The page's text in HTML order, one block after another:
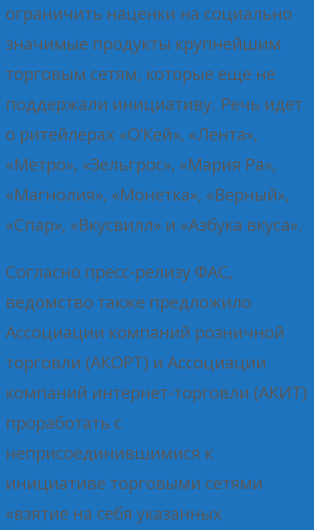
ограничить наценки на социально
значимые продукты крупнейшим
торговым сетям, которые еще не
поддержали инициативу. Речь идет
о ритейлерах «О’Кей», «Лента»,
«Метро», «Зельгрос», «Мария Ра»,
«Магнолия», «Монетка», «Верный»,
«Спар», «Вкусвилл» и «Азбука вкуса».
Согласно пресс-релизу ФАС,
ведомство также предложило
Ассоциации компаний розничной
торговли (АКОРТ) и Ассоциации
компаний интернет-торговли (АКИТ)
проработать с
неприсоединившимися к
инициативе торговыми сетями
«взятие на себя указанных